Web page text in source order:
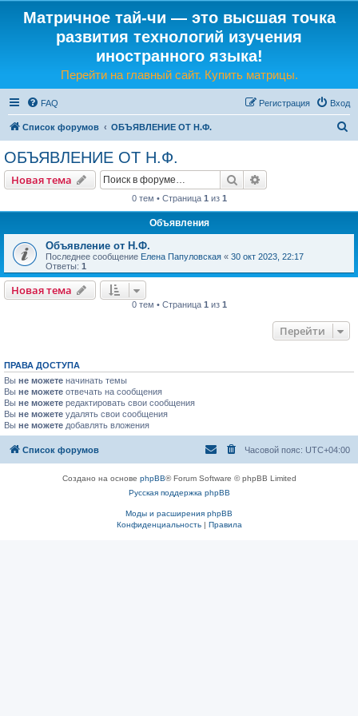
Матричное тай-чи — это высшая точка
развития технологий изучения
иностранного языка!
Перейти на главный сайт. Купить матрицы.
FAQ Вход
Регистрация
Список форумов ОБЪЯВЛЕНИЕ ОТ Н.Ф.
ОБЪЯВЛЕНИЕ ОТ Н.Ф.
Новая тема Поиск
0 тем • Страница 1 из 1
Объявления
Объявление от Н.Ф.
Последнее сообщение Елена Папуловская « 30 окт 2023, 22:17
Ответы: 1
Новая тема
0 тем • Страница 1 из 1
Перейти
ПРАВА ДОСТУПА
Вы не можете начинать темы
Вы не можете отвечать на сообщения
Вы не можете редактировать свои сообщения
Вы не можете удалять свои сообщения
Вы не можете добавлять вложения
Список форумов Часовой пояс: UTC+04:00
Создано на основе phpBB® Forum Software © phpBB Limited
Русская поддержка phpBB
Моды и расширения phpBB
Конфиденциальность| Правила